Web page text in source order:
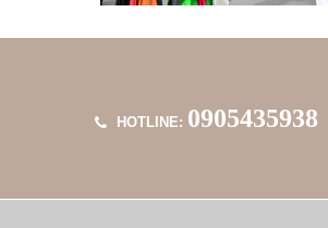
HOTLINE: 0905435938